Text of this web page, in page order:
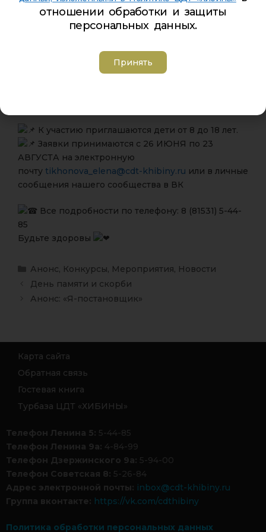
упражнениями. Это также включает в себя
правильное питание, отказ от вредных привычек
На конкурс принимаются работы снятые на
любые темы, раскрывающие понятие — Здоровый
К участию приглашаются дети от 8 до 18 лет.
Заявки принимаются с 26 ИЮНЯ по 23
АВГУСТА на электронную
почту tikhonova_elena@cdt-khibiny.ru или в личные
сообщения нашего сообщества в ВК
Все подробности по телефону: 8 (81531) 5-44-
85
Будьте здоровы
Анонс, Конкурсы, Мероприятия, Новости
День памяти и скорби
Анонс: «Я-постановщик»
Карта сайта
Обратная связь
Гостевая книга
Турбаза ЦДТ «ХИБИНЫ»
Телефон Ленина 5: 5-44-85
Телефон Ленина 9а: 4-84-99
Телефон Дзержинского 9а: 5-94-00
Телефон Советская 8: 5-26-84
Адрес электронной почты: inbox@cdt-khibiny.ru
Группа вконтакте: https://vk.com/cdthibiny
Политика обработки персональных данных
отношении обработки и защиты
персональных данных.
Принять